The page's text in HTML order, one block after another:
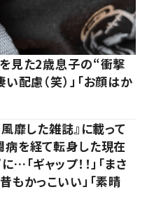
見た2歳息子の“衝撃
慮（笑）」「お顔はか
靡した雑誌』に載って
病を経て転身した現在
「ギャップ！！」「まさ
もかっこいい」「素晴